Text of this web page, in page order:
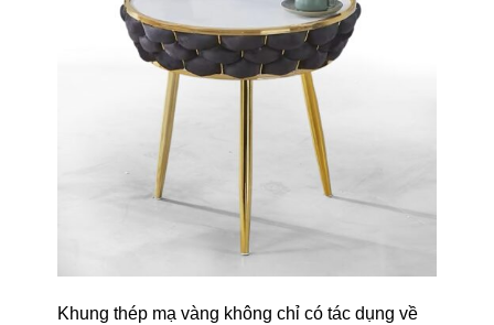
Khung thép mạ vàng không chỉ có tác dụng về